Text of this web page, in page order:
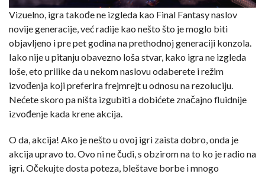
Vizuelno, igra takođe ne izgleda kao Final Fantasy naslov
novije generacije, već radije kao nešto što je moglo biti
objavljeno i pre pet godina na prethodnoj generaciji konzola.
Iako nije u pitanju obavezno loša stvar, kako igra ne izgleda
loše, eto prilike da u nekom naslovu odaberete i režim
izvođenja koji preferira frejmrejt u odnosu na rezoluciju.
Nećete skoro pa ništa izgubiti a dobićete značajno fluidnije
izvođenje kada krene akcija.
O da, akcija! Ako je nešto u ovoj igri zaista dobro, onda je
akcija upravo to. Ovo ni ne čudi, s obzirom na to ko je radio na
igri. Očekujte dosta poteza, bleštave borbe i mnogo